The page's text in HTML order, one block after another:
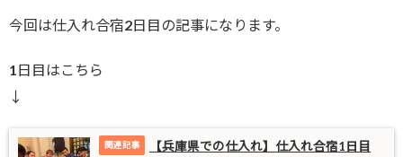
今回は仕入れ合宿2日目の記事になります。
1日目はこちら
↓
【兵庫県での仕入れ】仕入れ合宿1日目